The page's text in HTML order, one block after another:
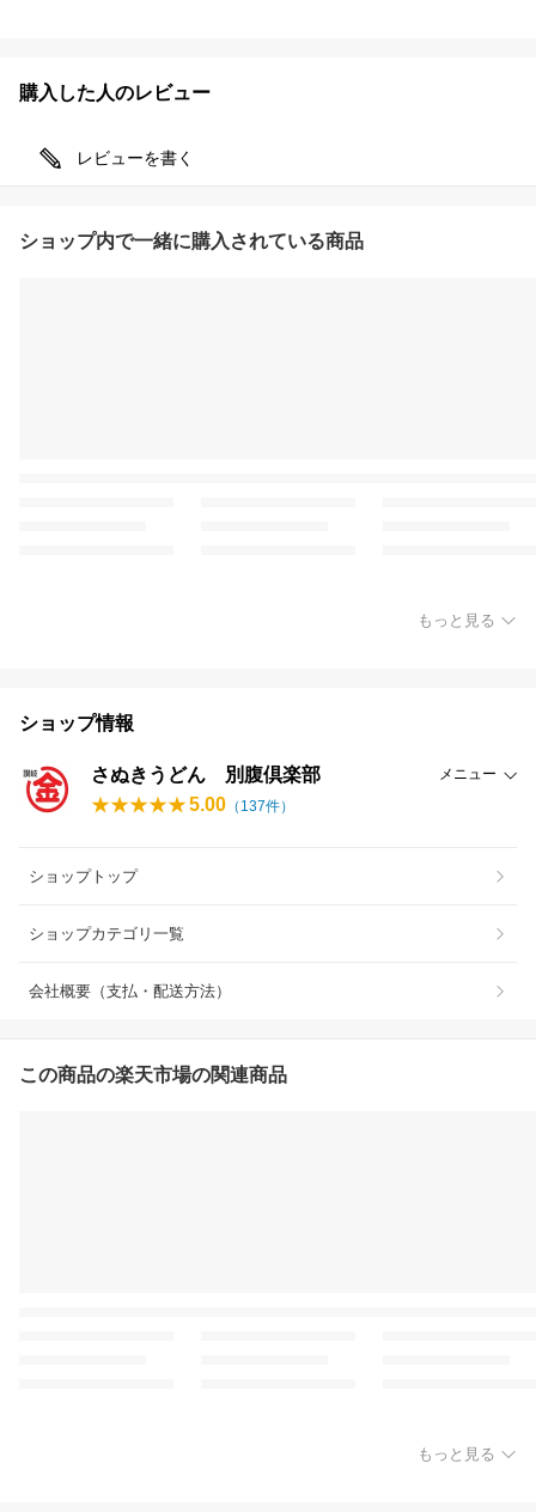
購入した人のレビュー
レビューを書く
ショップ内で一緒に購入されている商品
もっと見る
ショップ情報
さぬきうどん 別腹倶楽部 メニュー
5.00 （ 137件）
ショップトップ
ショップカテゴリ一覧
会社概要（支払・配送方法）
この商品の楽天市場の関連商品
もっと見る